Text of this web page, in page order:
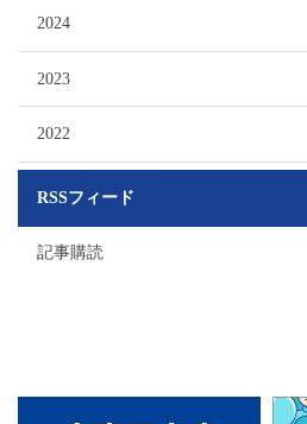
2024
2023
2022
RSSフィード
記事購読